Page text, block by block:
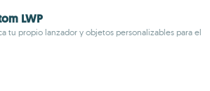
LWP
tu propio lanzador y objetos personalizables para el